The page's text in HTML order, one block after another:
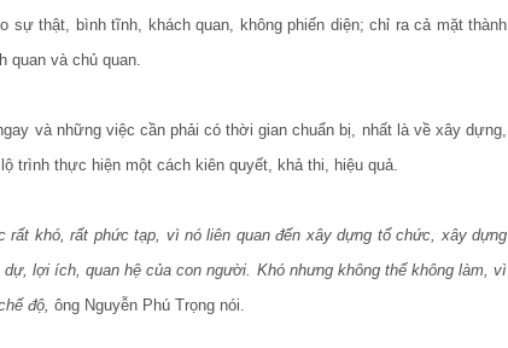
sự thật, bình tĩnh, khách quan, không phiến diện; chỉ ra cả mặt thành
quan và chủ quan.
và những việc cần phải có thời gian chuẩn bị, nhất là về xây dựng,
trình thực hiện một cách kiên quyết, khả thi, hiệu quả.
rất khó, rất phức tạp, vì nó liên quan đến xây dựng tổ chức, xây dựng
lợi ích, quan hệ của con người. Khó nhưng không thể không làm, vì
độ, ông Nguyễn Phú Trọng nói.